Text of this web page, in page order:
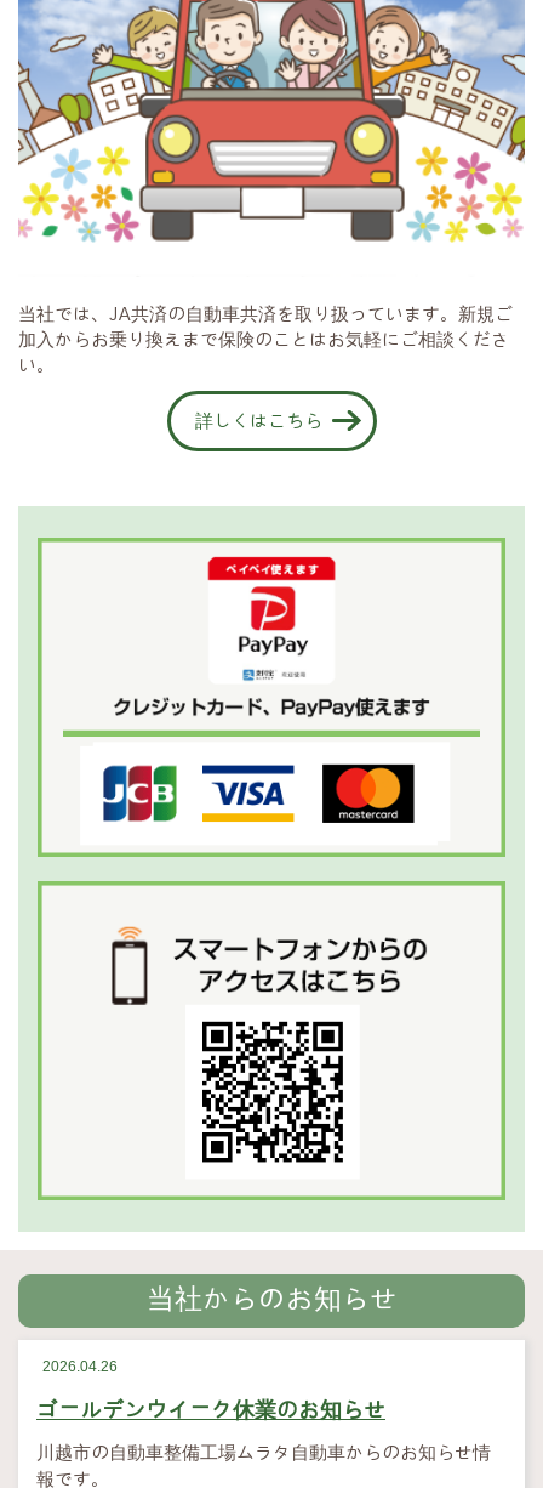
当社では、JA共済の自動車共済を取り扱っています。新規ご
加入からお乗り換えまで保険のことはお気軽にご相談くださ
い。
詳しくはこちら
当社からのお知らせ
2026.04.26
ゴールデンウイーク休業のお知らせ
川越市の自動車整備工場ムラタ自動車からのお知らせ情
報です。